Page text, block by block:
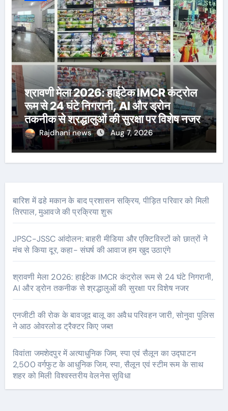
श्रावणी मेला 2026: हाईटेक IMCR कंट्रोल
रूम से 24 घंटे निगरानी, AI और ड्रोन
तकनीक से श्रद्धालुओं की सुरक्षा पर विशेष नजर
Rajdhani news Aug 7, 2026
बारिश में ढहे मकान के बाद प्रशासन सक्रिय, पीड़ित परिवार को मिली
तिरपाल, मुआवजे की प्रक्रिया शुरू
JPSC-JSSC आंदोलन: बाहरी मीडिया और एक्टिविस्टों को छात्रों ने
मंच से किया दूर, कहा- संघर्ष की आवाज हम खुद उठाएंगे
श्रावणी मेला 2026: हाईटेक IMCR कंट्रोल रूम से 24 घंटे निगरानी,
AI और ड्रोन तकनीक से श्रद्धालुओं की सुरक्षा पर विशेष नजर
एनजीटी की रोक के बावजूद बालू का अवैध परिवहन जारी, सोनुवा पुलिस
ने आठ ओवरलोड ट्रैक्टर किए जब्त
विवांता जमशेदपुर में अत्याधुनिक जिम, स्पा एवं सैलून का उद्घाटन
2,500 वर्गफुट के आधुनिक जिम, स्पा, सैलून एवं स्टीम रूम के साथ
शहर को मिली विश्वस्तरीय वेलनेस सुविधा